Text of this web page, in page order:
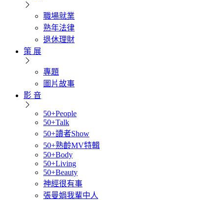
職場就業
熟年法律
退休理財
策 展
專題
圖片故事
影 音
50+People
50+Talk
50+讀者Show
50+熟齡MV特輯
50+Body
50+Living
50+Beauty
神經很有事
張曼娟我輩中人